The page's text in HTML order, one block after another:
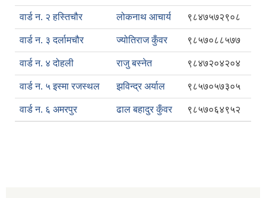
वार्ड न. २ हस्तिचौर लोकनाथ आचार्य ९८४७५७२९०८
वार्ड न. ३ दर्लामचौर ज्योतिराज कुँवर ९८५७०८८५७७
वार्ड न. ४ दोहली राजु बस्नेत ९८४७२०४२०४
वार्ड न. ५ इस्मा रजस्थल झविन्द्र अर्याल ९८५७०५७३०५
वार्ड न. ६ अमरपुर ढाल बहादुर कुँवर ९८५७०६४९५२